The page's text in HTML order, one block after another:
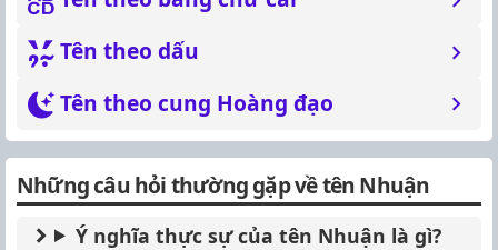
Tên theo dấu
Tên theo cung Hoàng đạo
Những câu hỏi thường gặp về tên Nhuận
Ý nghĩa thực sự của tên Nhuận là gì?